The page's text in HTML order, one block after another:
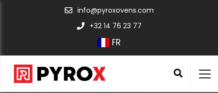
info@pyroxovens.com
+32 14 76 23 77
FR